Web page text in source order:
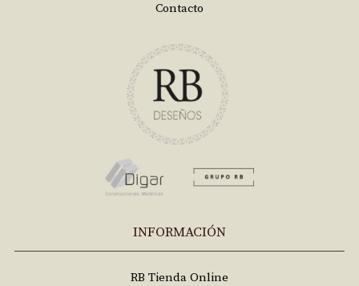
Contacto
INFORMACIÓN
RB Tienda Online